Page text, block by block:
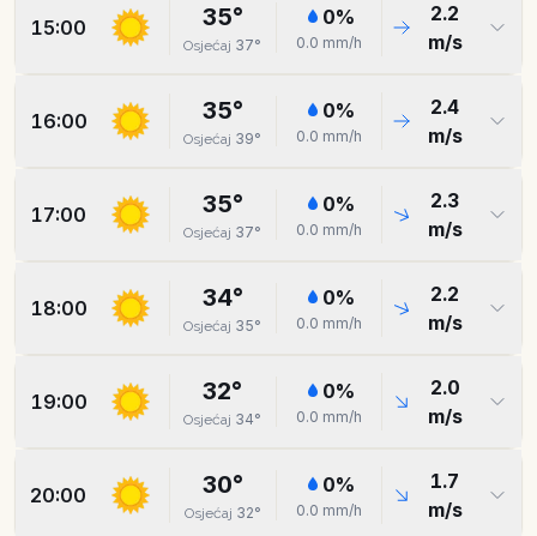
15:00 35°
Osjećaj 37°
0%
0.0 mm/h
2.2
m/s
16:00 35°
Osjećaj 39°
0%
0.0 mm/h
2.4
m/s
17:00 35°
Osjećaj 37°
0%
0.0 mm/h
2.3
m/s
18:00 34°
Osjećaj 35°
0%
0.0 mm/h
2.2
m/s
19:00 32°
Osjećaj 34°
0%
0.0 mm/h
2.0
m/s
20:00 30°
Osjećaj 32°
0%
0.0 mm/h
1.7
m/s